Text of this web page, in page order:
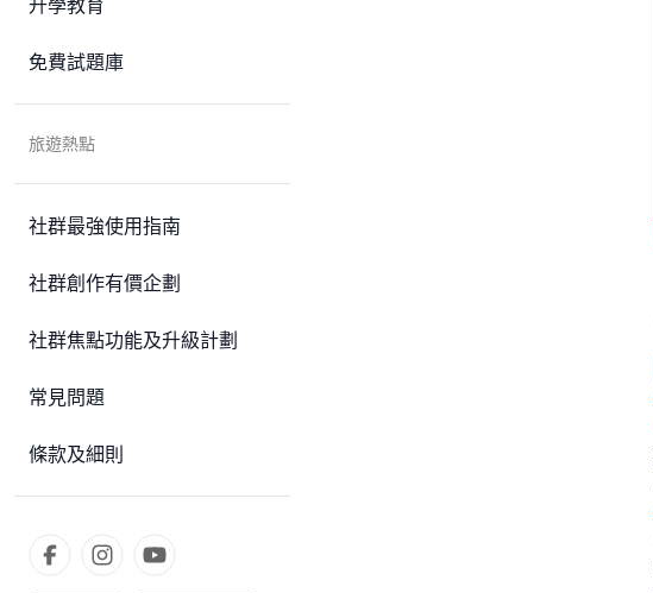
升學教育
免費試題庫
旅遊熱點
社群最強使用指南
社群創作有價企劃
社群焦點功能及升級計劃
常見問題
條款及細則